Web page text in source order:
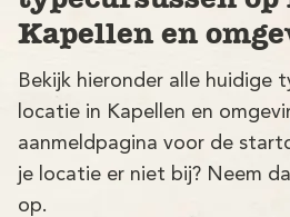
Kapellen en
Bekijk hieronder alle huidige
locatie in Kapellen en
aanmeldpagina voor de
je locatie er niet bij? Neem
op.